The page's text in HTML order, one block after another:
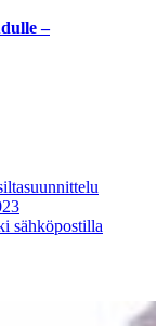
–
sähköpostilla